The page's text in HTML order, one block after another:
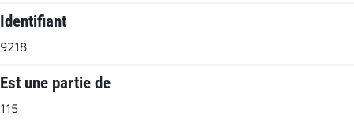
Identifiant
9218
Est une partie de
115